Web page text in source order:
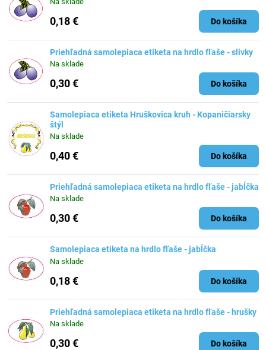
0,18 € Do košíka
Priehľadná samolepiaca etiketa na hrdlo fľaše - slivky
Na sklade
0,30 € Do košíka
Samolepiaca etiketa Hruškovica kruh - Kopaničiarsky
štýl
Na sklade
0,40 € Do košíka
Priehľadná samolepiaca etiketa na hrdlo fľaše - jabĺčka
Na sklade
0,30 € Do košíka
Samolepiaca etiketa na hrdlo fľaše - jabĺčka
Na sklade
0,18 € Do košíka
Priehľadná samolepiaca etiketa na hrdlo fľaše - hrušky
Na sklade
0,30 € Do košíka